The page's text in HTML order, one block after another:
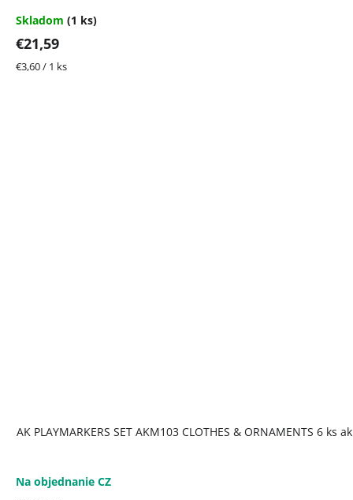
Skladom (1 ks)
€21,59
Jednotková
€3,60 / 1 ks
AK PLAYMARKERS SET AKM103 CLOTHES & ORNAMENTS 6 ks
Na objednanie CZ